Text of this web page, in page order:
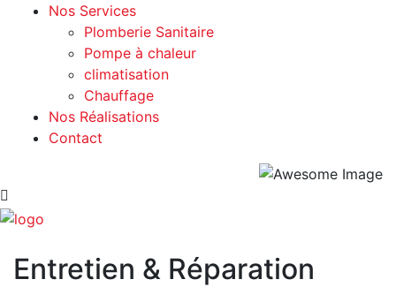
Nos Services
Plomberie Sanitaire
Pompe à chaleur
climatisation
Chauffage
Nos Réalisations
Contact
Entretien & Réparation